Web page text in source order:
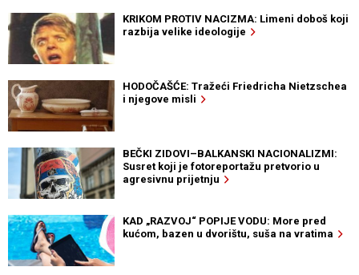
KRIKOM PROTIV NACIZMA: Limeni doboš koji
razbija velike ideologije
HODOČAŠĆE: Tražeći Friedricha Nietzschea
i njegove misli
BEČKI ZIDOVI–BALKANSKI NACIONALIZMI:
Susret koji je fotoreportažu pretvorio u
agresivnu prijetnju
KAD „RAZVOJ“ POPIJE VODU: More pred
kućom, bazen u dvorištu, suša na vratima